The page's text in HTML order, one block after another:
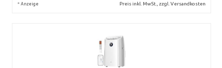
* Anzeige Preis inkl. MwSt., zzgl. Versandkosten